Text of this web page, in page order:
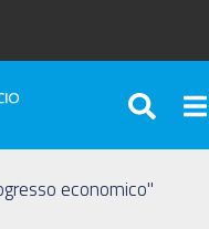
economico"